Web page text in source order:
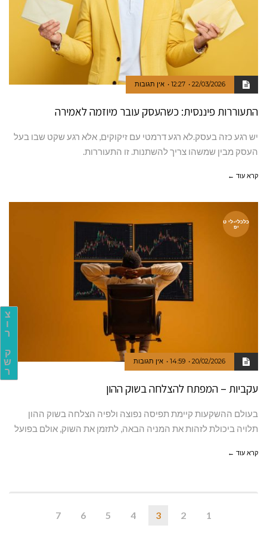
צ
ו
ר
ק
ש
ר
22/03/2026
12:27 אין תגובות
התעוררות פיננסית: כשהעסק עובר מיוזמה לאמירה
יש רגע כזה בעסק.לא רגע דרמטי עם זיקוקים, אלא רגע שקט שבו בעל
העסק מבין שמשהו צריך להשתנות. זו התעוררות.
קרא עוד ←
כלכלי-לי ט
יפ
20/02/2026
14:59 אין תגובות
עקביות – המפתח להצלחה בשוק ההון
בעולם ההשקעות קיימת תפיסה נפוצה ולפיה הצלחה בשוק ההון
תלויה ביכולת לזהות את המניה הבאה, לתזמן את השוק, אולם בפועל
קרא עוד ←
1
2
3
4
5
6
7